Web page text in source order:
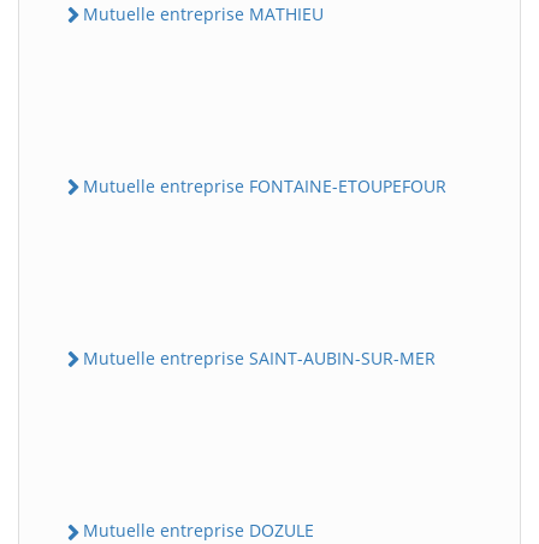
Mutuelle entreprise MATHIEU
Mutuelle entreprise FONTAINE-ETOUPEFOUR
Mutuelle entreprise SAINT-AUBIN-SUR-MER
Mutuelle entreprise DOZULE